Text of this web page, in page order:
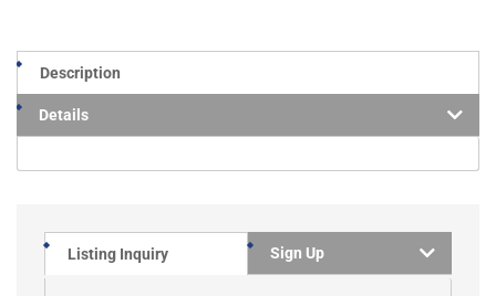
Description
Details
Listing Inquiry Sign Up